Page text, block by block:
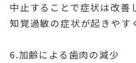
中止することで症状は改善
知覚過敏の症状が起きやす
6.加齢による歯肉の減少